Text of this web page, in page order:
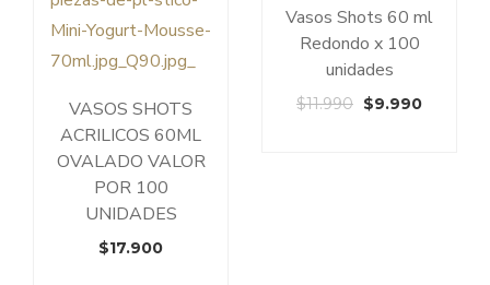
VASOS SHOTS
ACRILICOS 60ML
OVALADO VALOR
POR 100
UNIDADES
$17.900
Vasos Shots 60 ml
Redondo x 100
unidades
$11.990 El
$9.990El